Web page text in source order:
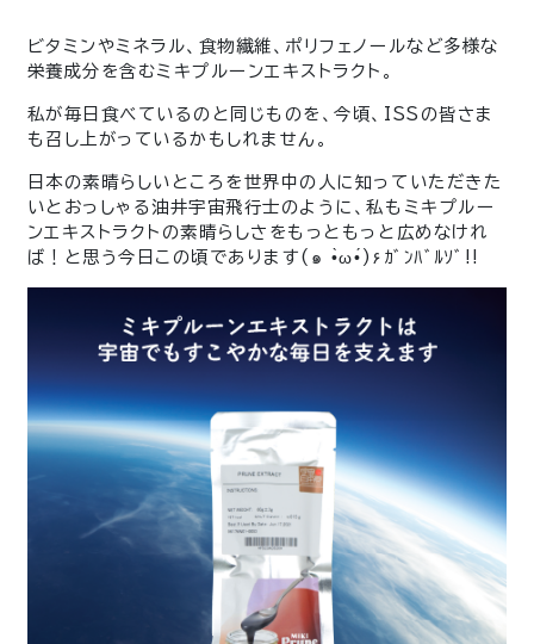
ビタミンやミネラル、食物繊維、ポリフェノールなど多様な
栄養成分を含むミキプルーンエキストラクト。
私が毎日食べているのと同じものを、今頃、ISSの皆さま
も召し上がっているかもしれません。
日本の素晴らしいところを世界中の人に知っていただきた
いとおっしゃる油井宇宙飛行士のように、私もミキプルー
ンエキストラクトの素晴らしさをもっともっと広めなけれ
ば！と思う今日この頃であります(๑ •̀ω•́)۶ｶﾞﾝﾊﾞﾙｿﾞ!!